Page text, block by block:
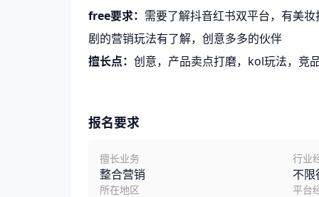
free要求： 需要了解抖音红书双平台，有美
剧的营销玩法有了解，创意多多的伙伴
擅长点： 创意，产品卖点打磨，kol玩法，竞
报名要求
擅长业务
整合营销
所在地区
行业
不限
平台